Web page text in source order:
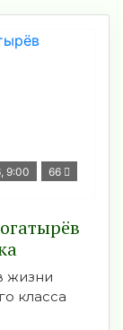
9:00 66
жизни
класса